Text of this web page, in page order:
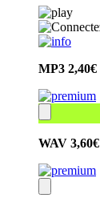
MP3 2,40€
WAV 3,60€